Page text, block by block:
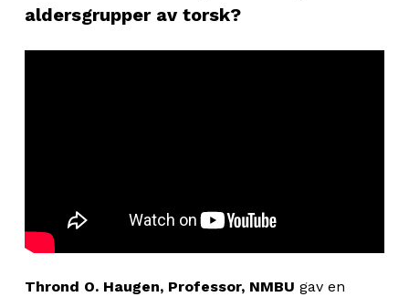
aldersgrupper av torsk?
Thrond O. Haugen, Professor,NMBU gav en